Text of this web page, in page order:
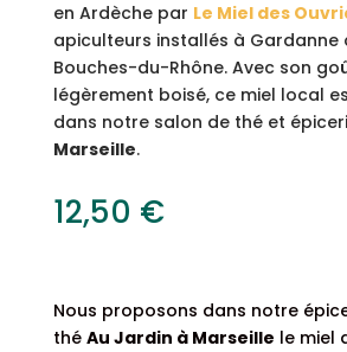
en Ardèche par Le Miel des
apiculteurs installés à Gardanne
Bouches-du-Rhône. Avec son
légèrement boisé, ce miel local
dans notre salon de thé et
Marseille.
12,50 €
Nous proposons dans notre
thé Au Jardin à Marseille le miel